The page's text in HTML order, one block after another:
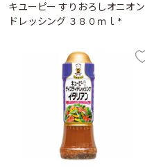
キユーピー すりおろしオニオン
ドレッシング ３８０ｍｌ *